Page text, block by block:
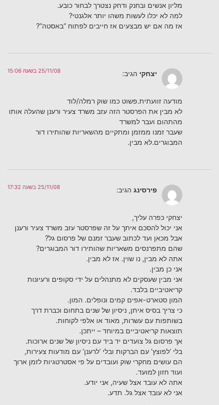
מליון אנשים ובחנק ודחק נצטרך לבחור כובע.
למה לא יכלו לעשות משהו יותר אלגנטי?
אז מה אם יש מבצעים אז חייבים לפתוח “באסטה”?
יצחקי הגיב: 25/11/08 בשעה 15:06
מודעה זוועתית.פשוט כמו שוק רמלה/לוד
לא מבין את הפרסטר הזה עזב משרד צעיר ורענן שהעלה אותו
מהתהום ועבר למשרד
שעבר זמנו ממזמן ומתקיים מהשאריות שהותירו דור
המבוגרים.לא מבין.
פירסינג הגיב: 25/11/08 בשעה 17:32
יצחקי כפרה עליך,
אני יכול להסכם איתך על זה שפרסטר עזב משרד צעיר ורענן
אבל מכאן ועד לכתוב שעבר זמנם של פרסום גל?
שהם מתפרנסים משאריות שהותירו דור המבוגרים?
אתה לא מבין, נו שוין. אז לא מבין.
אני כן מבין.
אני מבין שעסקים לא מתנהלים על ידי סקופים ורעיונות
קריאטיביים בלבד.
המון סטארט-אפים קמים ונופלים. המון.
כי צריך בסיס איתן, ניסיון של שנים בתחום וכברת דרך
בשותפות עם עשרות, מאוד או אלפי לקוחות.
תוצאות קריאטיביים במיוחד – ייתכן.
אך פרסום גל צועדים יד ביד עם ניסיון של שנים ארוכות.
בלי ‘לפוצץ’ עם הברקות ובלי ‘לרענן’ עם מודעות צעירות,
הם עושים מחקרי שוק ועובדים על פי אסטרטגיות לזמן ארוך
ועוד חזון למועד.
אתה לא עובד אצל שעיה, אני יודע.
אני לא עובד אצל גל. תדע.